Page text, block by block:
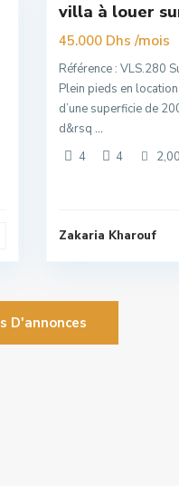
Exclusivité
villa à louer
45.000 Dhs/mois
Référence : VLS.280
Plein pieds en
d’une superficie de
d&rsq ...
4
4
Zakaria Kharouf
D'annonces